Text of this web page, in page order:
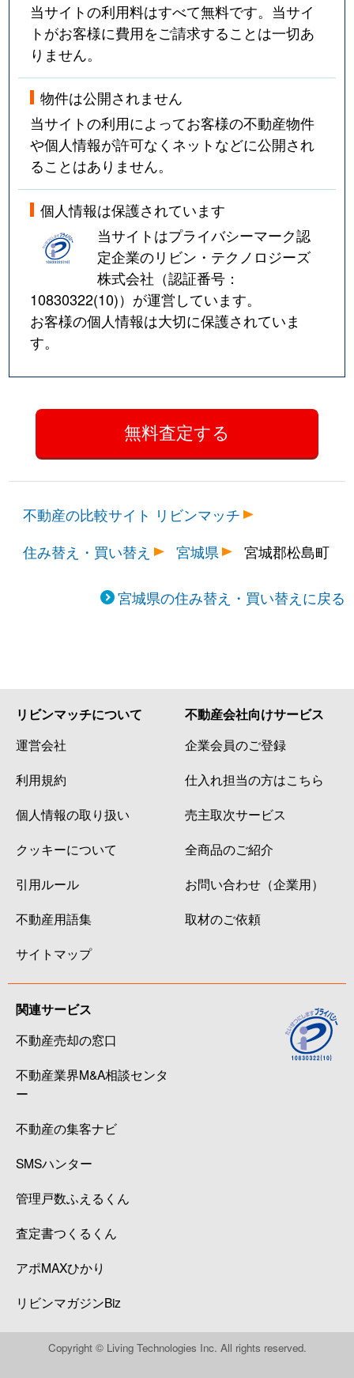
当サイトの利用料はすべて無料です。当サイ
トがお客様に費用をご請求することは一切あ
りません。
物件は公開されません
当サイトの利用によってお客様の不動産物件
や個人情報が許可なくネットなどに公開され
ることはありません。
個人情報は保護されています
当サイトはプライバシーマーク認
定企業のリビン・テクノロジーズ
株式会社（認証番号：
10830322(10)）が運営しています。
お客様の個人情報は大切に保護されていま
す。
不動産の比較サイト リビンマッチ
住み替え・買い替え
宮城県 宮城郡松島町
宮城県の住み替え・買い替えに戻る
リビンマッチについて
運営会社
利用規約
個人情報の取り扱い
クッキーについて
引用ルール
不動産用語集
サイトマップ
不動産会社向けサービス
企業会員のご登録
仕入れ担当の方はこちら
売主取次サービス
全商品のご紹介
お問い合わせ（企業用）
取材のご依頼
関連サービス
不動産売却の窓口
不動産業界M&A相談センタ
ー
不動産の集客ナビ
SMSハンター
管理戸数ふえるくん
査定書つくるくん
アポMAXひかり
リビンマガジンBiz
Copyright © Living Technologies Inc. All rights reserved.